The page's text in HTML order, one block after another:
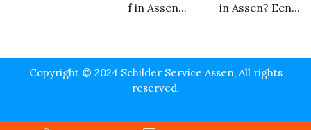
f in Assen...
in Assen? Een...
Copyright © 2024 Schilder Service Assen, All rights
reserved.